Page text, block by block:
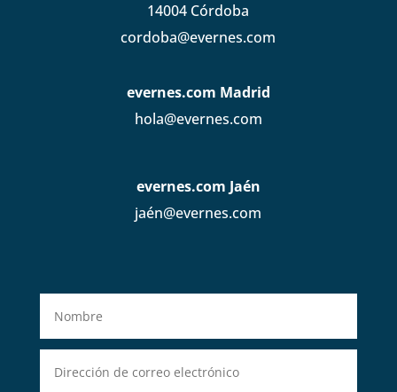
14004 Córdoba
cordoba@evernes.com
evernes.com Madrid
hola@evernes.com
evernes.com Jaén
jaén@evernes.com